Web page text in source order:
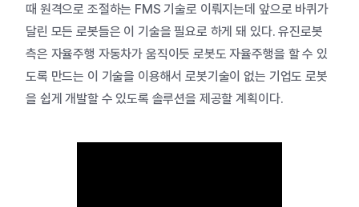
때 원격으로 조절하는 FMS 기술로 이뤄지는데 앞으로 바퀴가
달린 모든 로봇들은 이 기술을 필요로 하게 돼 있다. 유진로봇
측은 자율주행 자동차가 움직이듯 로봇도 자율주행을 할 수 있
도록 만드는 이 기술을 이용해서 로봇기술이 없는 기업도 로봇
을 쉽게 개발할 수 있도록 솔루션을 제공할 계획이다.